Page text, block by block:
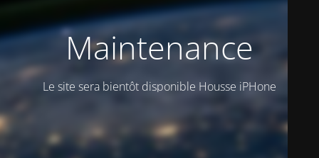
Maintenance
Le site sera bientôt disponible Housse iPHone